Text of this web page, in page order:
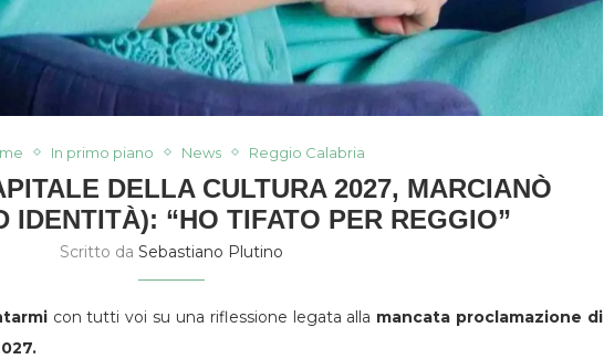
In primo piano News Reggio Calabria
DELLA CULTURA 2027, MARCIANÒ
IDENTITÀ): “HO TIFATO PER REGGIO”
Scritto da Sebastiano Plutino
con tutti voi su una riflessione legata alla mancata proclamazione di